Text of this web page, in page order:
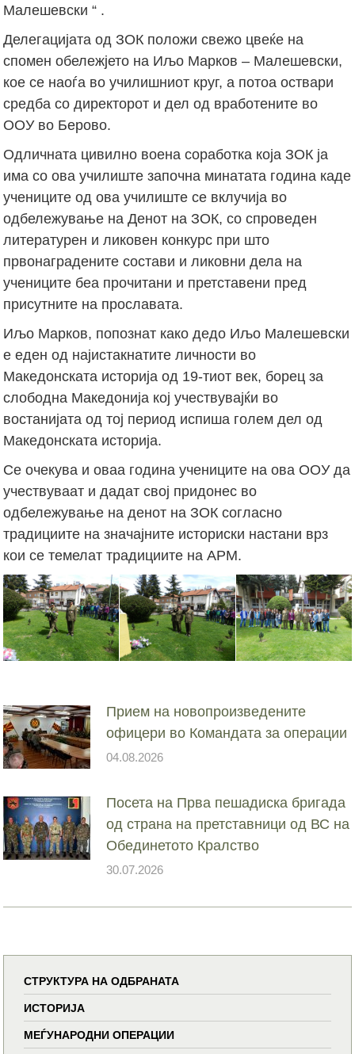
Малешевски “ .
Делегацијата од ЗОК положи свежо цвеќе на
спомен обележјето на Иљо Марков – Малешевски,
кое се наоѓа во училишниот круг, а потоа оствари
средба со директорот и дел од вработените во
ООУ во Берово.
Одличната цивилно воена соработка која ЗОК ја
има со ова училиште започна минатата година каде
учениците од ова училиште се вклучија во
одбележување на Денот на ЗОК, со спроведен
литературен и ликовен конкурс при што
првонаградените состави и ликовни дела на
учениците беа прочитани и претставени пред
присутните на прославата.
Иљо Марков, попознат како дедо Иљо Малешевски
е еден од најистакнатите личности во
Македонската историја од 19-тиот век, борец за
слободна Македонија кој учествувајќи во
востанијата од тој период испиша голем дел од
Македонската историја.
Се очекува и оваа година учениците на ова ООУ да
учествуваат и дадат свој придонес во
одбележување на денот на ЗОК согласно
традициите на значајните историски настани врз
кои се темелат традициите на АРМ.
Прием на новопроизведените
офицери во Командата за операции
04.08.2026
Посета на Прва пешадиска бригада
од страна на претставници од ВС на
Обединетото Кралство
30.07.2026
СТРУКТУРА НА ОДБРАНАТА
ИСТОРИЈА
МЕЃУНАРОДНИ ОПЕРАЦИИ